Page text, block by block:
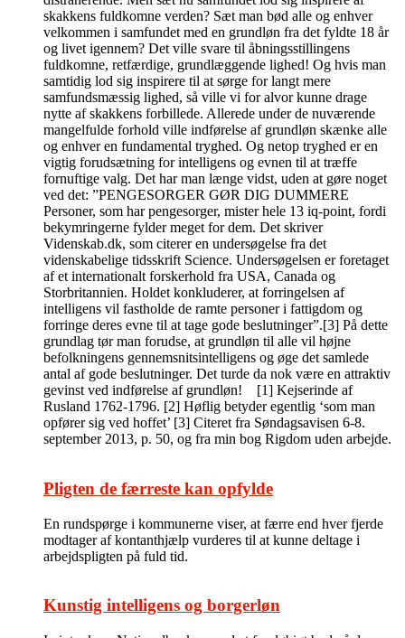
skakkens fuldkomne verden? Sæt man bød alle og enhver
velkommen i samfundet med en grundløn fra det fyldte 18 år
og livet igennem? Det ville svare til åbningsstillingens
fuldkomne, retfærdige, grundlæggende lighed! Og hvis man
samtidig lod sig inspirere til at sørge for langt mere
samfundsmæssig lighed, så ville vi for alvor kunne drage
nytte af skakkens forbillede. Allerede under de nuværende
mangelfulde forhold ville indførelse af grundløn skænke alle
og enhver en fundamental tryghed. Og netop tryghed er en
vigtig forudsætning for intelligens og evnen til at træffe
fornuftige valg. Det har man længe vidst, uden at gøre noget
ved det: ”PENGESORGER GØR DIG DUMMERE
Personer, som har pengesorger, mister hele 13 iq-point, fordi
bekymringerne fylder meget for dem. Det skriver
Videnskab.dk, som citerer en undersøgelse fra det
videnskabelige tidsskrift Science. Undersøgelsen er foretaget
af et internationalt forskerhold fra USA, Canada og
Storbritannien. Holdet konkluderer, at forringelsen af
intelligens vil fastholde de ramte personer i fattigdom og
forringe deres evne til at tage gode beslutninger”.[3] På dette
grundlag tør man forudse, at grundløn til alle vil højne
befolkningens gennemsnitsintelligens og øge det samlede
antal af gode beslutninger. Det turde da nok være en attraktiv
gevinst ved indførelse af grundløn! [1] Kejserinde af
Rusland 1762-1796. [2] Høflig betyder egentlig ‘som man
opfører sig ved hoffet’ [3] Citeret fra Søndagsavisen 6-8.
september 2013, p. 50, og fra min bog Rigdom uden arbejde.
Pligten de færreste kan opfylde
En rundspørge i kommunerne viser, at færre end hver fjerde
modtager af kontanthjælp vurderes til at kunne deltage i
arbejdspligten på fuld tid.
Kunstig intelligens og borgerløn